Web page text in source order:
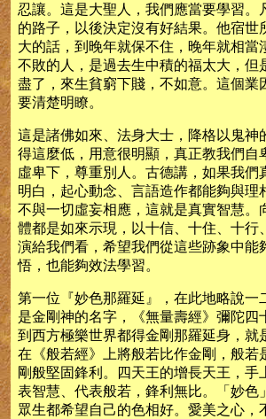
忍讓。這是大聖人，我們應當要學習。
的路子，以後決定沒有好結果。他宿世
大的話，到晚年就保不住，晚年就相當
不敗的人，是過去生中積的福太大，但
盡了，來生貧窮下賤，不如意。這個業
要清楚明瞭。
這是諸佛如來、法身大士，降格以鬼神
得這麼低，用意很明顯，真正教我們自
虛卑下，尊重別人。古德講，如果我們
明白，起心動念、言語造作都能夠與理
不與一切虛妄相應，這就是真實智慧。
體都是如來示現，以十信、十住、十行
演給我們看，希望我們從這些跡象中能
悟，也能夠效法學習。
第一位『妙色那羅延』，在此地略說一
是金剛神的名字，《無量壽經》彌陀四
到西方極樂世界都得金剛那羅延身，就
在《般若經》上將般若比作金剛，般若
剛般堅固鋒利。四天王的增長天王，手
表智慧、代表般若，鋒利無比。「妙色
眾生都希望自己的色相好。愛美之心，